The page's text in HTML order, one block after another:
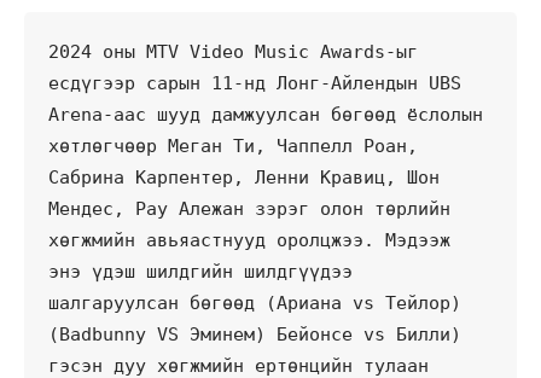
2024 оны MTV Video Music Awards-ыг
есдүгээр сарын 11-нд Лонг-Айлендын UBS
Arena-аас шууд дамжуулсан бөгөөд ёслолын
хөтлөгчөөр Меган Ти, Чаппелл Роан,
Сабрина Карпентер, Ленни Кравиц, Шон
Мендес, Рау Алежан зэрэг олон төрлийн
хөгжмийн авьяастнууд оролцжээ. Мэдээж
энэ үдэш шилдгийн шилдгүүдээ
шалгаруулсан бөгөөд (Ариана vs Тейлор)
(Badbunny VS Эминем) Бейонсе vs Билли)
гэсэн дуу хөгжмийн ертөнцийн тулаан